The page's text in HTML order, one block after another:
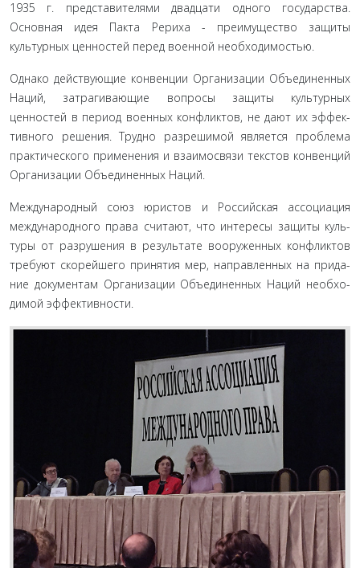
1935 г. представителями двадцати од­ного государства.
Основная идея Пакта Рериха - преимуще­ство защиты
культурных ценностей перед военной необходи­мостью.
Однако действующие конвенции Организации Объеди­ненных
Наций, затрагивающие вопросы защиты культурных
ценностей в период военных конфликтов, не дают их эффек­
тивного решения. Трудно разрешимой является проблема
практического применения и взаимосвязи текстов конвенций
Организации Объединенных Наций.
Международный союз юристов и Российская ассоциация
международного права считают, что интересы защиты куль­
туры от разрушения в результате вооруженных конфликтов
требуют скорейшего принятия мер, направленных на прида­
ние документам Организации Объединенных Наций необхо­
димой эффективности.